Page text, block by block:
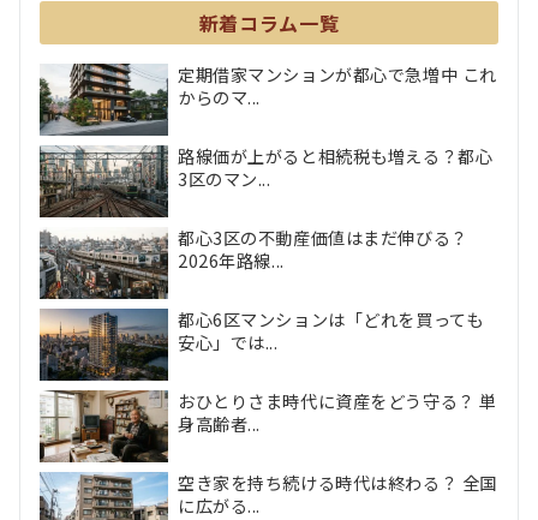
新着コラム一覧
定期借家マンションが都心で急増中 これ
からのマ...
路線価が上がると相続税も増える？都心
3区のマン...
都心3区の不動産価値はまだ伸びる？
2026年路線...
都心6区マンションは「どれを買っても
安心」では...
おひとりさま時代に資産をどう守る？ 単
身高齢者...
空き家を持ち続ける時代は終わる？ 全国
に広がる...